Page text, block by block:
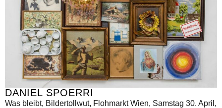
DANIEL SPOERRI
Was bleibt, Bildertollwut, Flohmarkt Wien, Samstag 30. April,